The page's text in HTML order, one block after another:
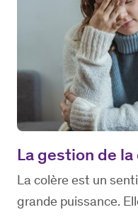
La gestion de
La colère est un
grande puissance.